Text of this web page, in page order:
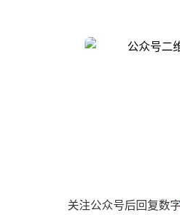
借技术积累与服务能力，成为企
式视觉内容服务商，拥有20人
片。在新能源领域，该公司专
成概念图与场景方案，后期借
一致性。
视化服务多年，以产品三维动
周期。其技术团队对工业产品
技术细节的展示需求。
数字可视化服务，拥有独立制
三维建模与渲染技术，结合
关注公众号后回复数字